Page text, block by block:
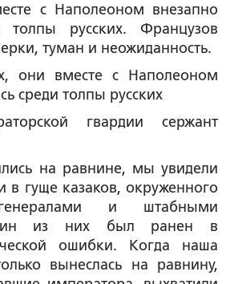
с Наполеоном внезапно
толпы русских. Французов
туман и неожиданность.
они вместе с Наполеоном
среди толпы русских
гвардии сержант
на равнине, мы увидели
в гуще казаков, окруженного
и штабными
из них был ранен в
ошибки. Когда наша
вынеслась на равнину,